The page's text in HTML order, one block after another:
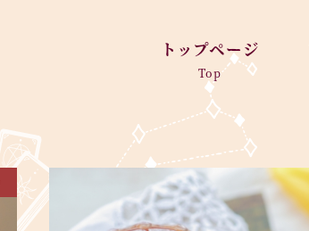
トップページ
Top